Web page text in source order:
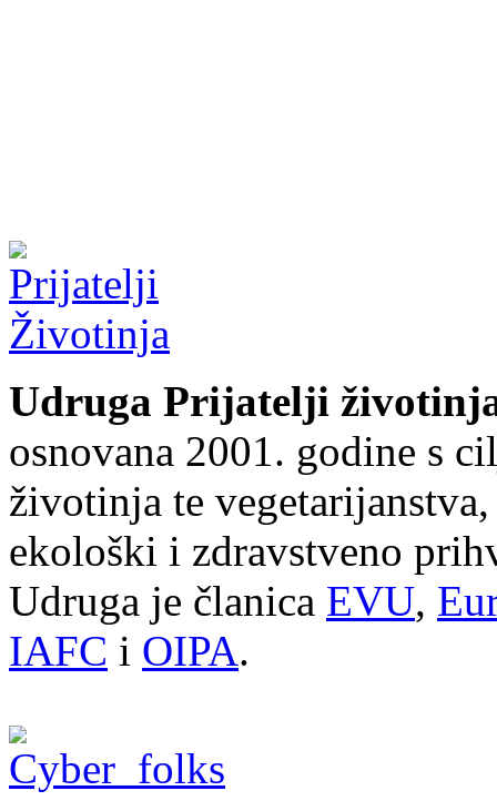
Udruga Prijatelji
osnovana 2001. godine s
životinja te
ekološki i zdravstveno
Udruga je članica EVU,
IAFC i OIPA.